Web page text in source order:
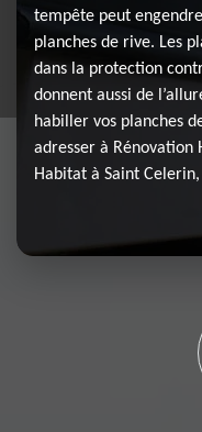
tempête peut
planches de rive. Les
dans la protection
donnent aussi de
habiller vos planches
adresser à Rénovation
Habitat à Saint